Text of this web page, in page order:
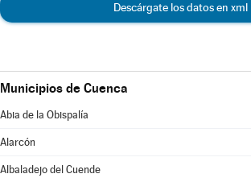
Descárgate los datos en xml
Municipios de Cuenca
Abia de la Obispalía
Alarcón
Albaladejo del Cuende